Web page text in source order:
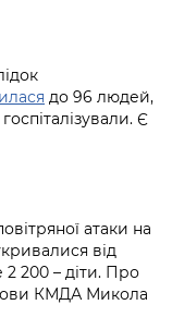
до 96 людей,
Є
атаки на
від
200 – діти. Про
КМДА Микола